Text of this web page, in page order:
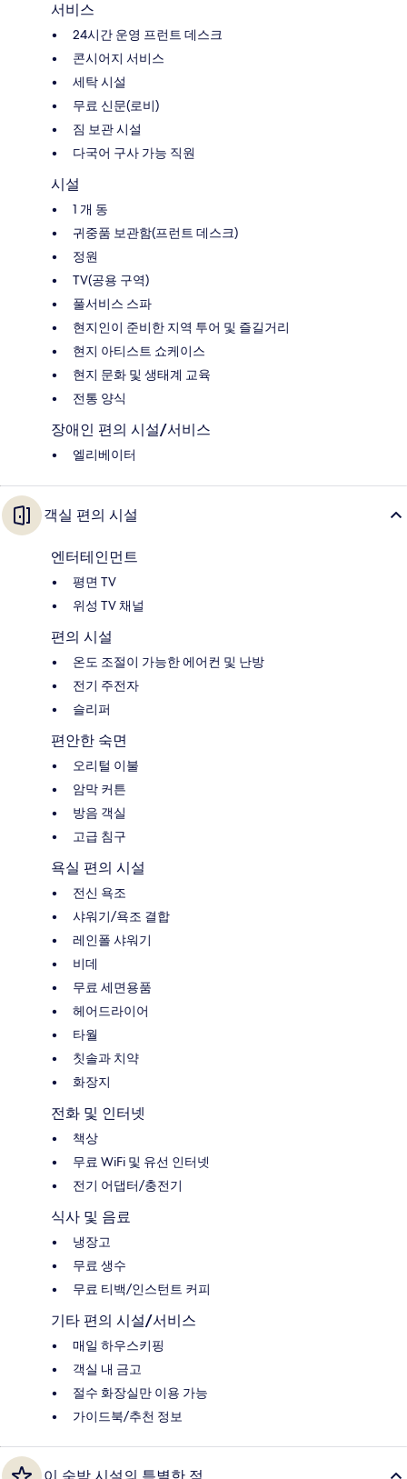
서비스
24시간 운영 프런트 데스크
콘시어지 서비스
세탁 시설
무료 신문(로비)
짐 보관 시설
다국어 구사 가능 직원
시설
1 개 동
귀중품 보관함(프런트 데스크)
정원
TV(공용 구역)
풀서비스 스파
현지인이 준비한 지역 투어 및 즐길거리
현지 아티스트 쇼케이스
현지 문화 및 생태계 교육
전통 양식
장애인 편의 시설/서비스
엘리베이터
객실 편의 시설
엔터테인먼트
평면 TV
위성 TV 채널
편의 시설
온도 조절이 가능한 에어컨 및 난방
전기 주전자
슬리퍼
편안한 숙면
오리털 이불
암막 커튼
방음 객실
고급 침구
욕실 편의 시설
전신 욕조
샤워기/욕조 결합
레인폴 샤워기
비데
무료 세면용품
헤어드라이어
타월
칫솔과 치약
화장지
전화 및 인터넷
책상
무료 WiFi 및 유선 인터넷
전기 어댑터/충전기
식사 및 음료
냉장고
무료 생수
무료 티백/인스턴트 커피
기타 편의 시설/서비스
매일 하우스키핑
객실 내 금고
절수 화장실만 이용 가능
가이드북/추천 정보